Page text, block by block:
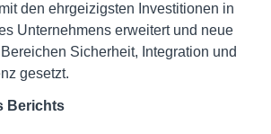
den ehrgeizigsten Investitionen in
Unternehmens erweitert und neue
Sicherheit, Integration und
gesetzt.
Berichts